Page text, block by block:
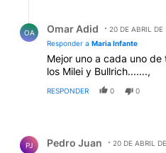
OA Omar Adid
20 DE ABRIL DE
Responder a Maria Infante
Mejor uno a cada uno
los Milei y Bullrich.......,
RESPONDER 0 0
PJ Pedro Juan 20 DE ABRIL